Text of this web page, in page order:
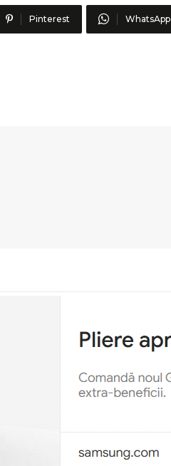
Pinterest WhatsApp